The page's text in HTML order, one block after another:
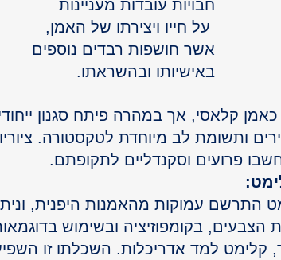
חבויות עובדות מעניינות
אשר חושפות רבדים נוספים
באישיותו ובהשראתו.
קלאסי, אך במהרה פיתח סגנון
ותשומת לב מיוחדת לטקסטורה.
פרועים וסקנדליים לתקופתם.
התרשם עמוקות מהאמנות היפנית,
הצבעים, בקומפוזיציה ובשימוש
קלימט למד אדריכלות. השכלתו זו